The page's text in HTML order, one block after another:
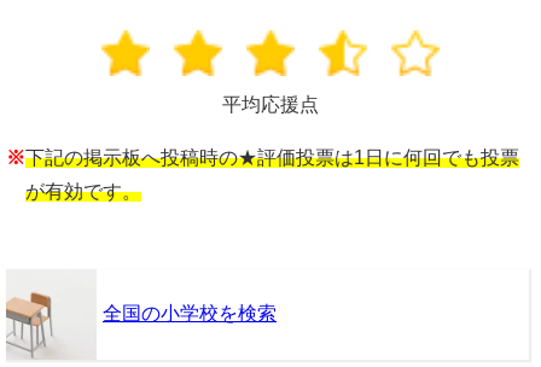
平均応援点
※下記の掲示板へ投稿時の★評価投票は1日に何回でも投票
が有効です。
全国の小学校を検索